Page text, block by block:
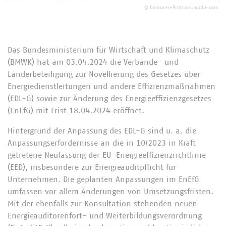
© Coloures-Pic/stock.adobe.com
Das Bundesministerium für Wirtschaft und Klimaschutz
(BMWK) hat am 03.04.2024 die Verbände- und
Länderbeteiligung zur Novellierung des Gesetzes über
Energiedienstleitungen und andere Effizienzmaßnahmen
(EDL-G) sowie zur Änderung des Energieeffizienzgesetzes
(EnEfG) mit Frist 18.04.2024 eröffnet.
Hintergrund der Anpassung des EDL-G sind u. a. die
Anpassungserfordernisse an die in 10/2023 in Kraft
getretene Neufassung der EU-Energieeffizienzrichtlinie
(EED), insbesondere zur Energieauditpflicht für
Unternehmen. Die geplanten Anpassungen im EnEfG
umfassen vor allem Änderungen von Umsetzungsfristen.
Mit der ebenfalls zur Konsultation stehenden neuen
Energieauditorenfort- und Weiterbildungsverordnung